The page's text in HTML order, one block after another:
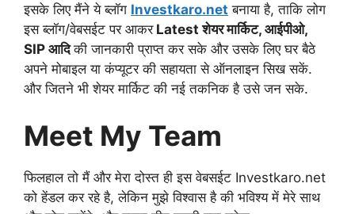
इसके लिए मैंने ये ब्लॉग Investkaro.net बनाया है, ताकि लोग
इस ब्लॉग/वेबसईट पर आकरLatest शेयर मार्किट, आईपीओ,
SIP आदिकी जानकारी प्राप्त कर सके और उसके लिए घर बैठे
अपने मोबाइल या कंप्यूटर की सहायता से ऑनलाइन सिख सकें.
और जितने भी शेयर मार्किट की नई तकनिक है उसे जन सके.
Meet My Team
फिलहाल तो मैं और मेरा दोस्त ही इस वेबसईट Investkaro.net
को हेंडल कर रहे है, लेकिन मुझे विश्वास है की भविश्य में मेरे साथ